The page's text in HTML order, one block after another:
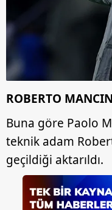
ROBERTO
Buna göre Paolo
teknik adam
geçildiği aktarıldı.